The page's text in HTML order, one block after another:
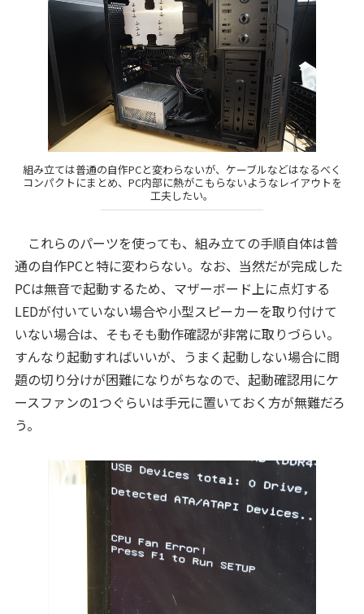
組み立ては普通の自作PCと変わらないが、ケーブルなどはなるべく
コンパクトにまとめ、PC内部に熱がこもらないようなレイアウトを
工夫したい。
これらのパーツを使っても、組み立ての手順自体は普
通の自作PCと特に変わらない。なお、当然だが完成した
PCは無音で起動するため、マザーボード上に点灯する
LEDが付いていない場合や小型スピーカーを取り付けて
いない場合は、そもそも動作確認が非常に取りづらい。
すんなり起動すればいいが、うまく起動しない場合に問
題の切り分けが困難になりがちなので、起動確認用にケ
ースファンの1つぐらいは手元に置いておく方が無難だろ
う。